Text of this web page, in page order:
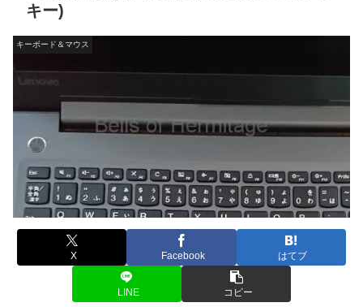
キー)
キーボード＆マウス
X Facebook はてブ
LINE コピー